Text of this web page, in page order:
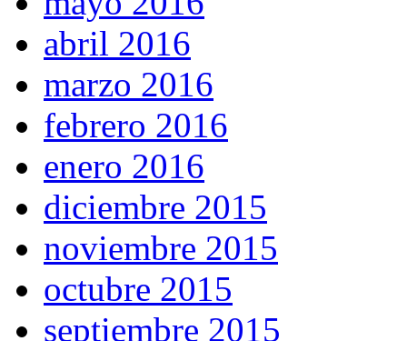
abril 2016
marzo 2016
febrero 2016
enero 2016
diciembre 2015
noviembre 2015
octubre 2015
septiembre 2015